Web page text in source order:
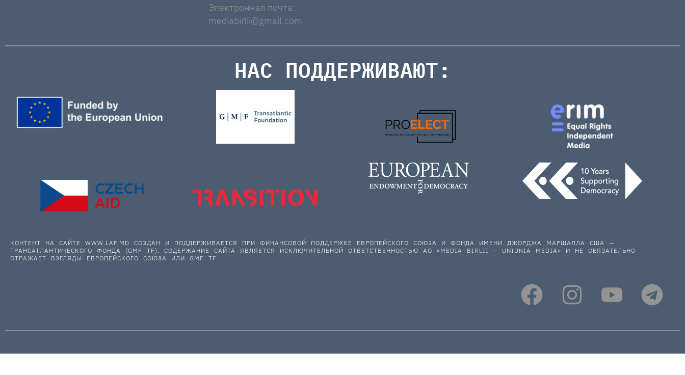
Электронная почта:
mediabirlii@gmail.com
НАС ПОДДЕРЖИВАЮТ:
КОНТЕНТ НА САЙТЕ WWW.LAF.MD СОЗДАН И ПОДДЕРЖИВАЕТСЯ ПРИ ФИНАНСОВОЙ ПОДДЕРЖКЕ ЕВРОПЕЙСКОГО СОЮЗА И ФОНДА ИМЕНИ ДЖОРДЖА МАРШАЛЛА США —
ТРАНСАТЛАНТИЧЕСКОГО ФОНДА (GMF TF). СОДЕРЖАНИЕ САЙТА ЯВЛЯЕТСЯ ИСКЛЮЧИТЕЛЬНОЙ ОТВЕТСТВЕННОСТЬЮ АО «MEDIA BIRLII – UNIUNIA MEDIA» И НЕ ОБЯЗАТЕЛЬНО
ОТРАЖАЕТ ВЗГЛЯДЫ ЕВРОПЕЙСКОГО СОЮЗА ИЛИ GMF TF.